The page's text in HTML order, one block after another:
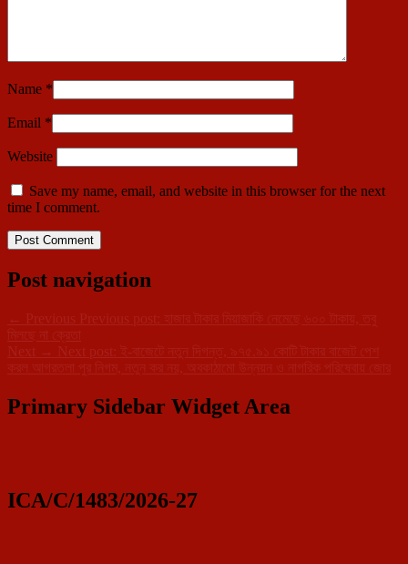
Name *
Email *
Website
Save my name, email, and website in this browser for the next
time I comment.
Post navigation
← Previous Previous post:
হাজার টাকার মিয়াজাকি নেমেছে ৬০০ টাকায়, তবু
মিলছে না ক্রেতা
Next → Next post:
ই-বাজেটে নতুন দিগন্ত, ৯৭৫.৯১ কোটি টাকার বাজেট পেশ
করল আগরতলা পুর নিগম, নতুন কর নয়, অবকাঠামো উন্নয়ন ও নাগরিক পরিষেবায় জোর
Primary Sidebar Widget Area
ICA/C/1483/2026-27